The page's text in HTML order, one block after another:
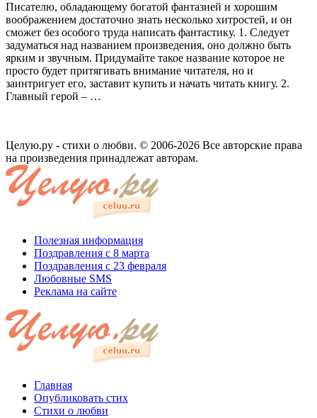
Писателю, обладающему богатой фантазией и хорошим
воображением достаточно знать несколько хитростей, и он
сможет без особого труда написать фантастику. 1. Следует
задуматься над названием произведения, оно должно быть
ярким и звучным. Придумайте такое название которое не
просто будет притягивать внимание читателя, но и
заинтригует его, заставит купить и начать читать книгу. 2.
Главный герой – …
Целую.ру - стихи о любви. © 2006-2026 Все авторские права
на произведения принадлежат авторам.
Полезная информация
Поздравления с 8 марта
Поздравления с 23 февраля
Любовные SMS
Реклама на сайте
Главная
Опубликовать стих
Стихи о любви